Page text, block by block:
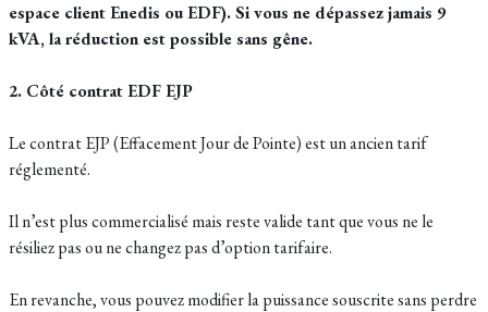
espace client Enedis ou EDF). Si vous ne dépassez jamais 9
kVA, la réduction est possible sans gêne.
2. Côté contrat EDF EJP
Le contrat EJP (Effacement Jour de Pointe) est un ancien tarif
réglementé.
Il n’est plus commercialisé mais reste valide tant que vous ne le
résiliez pas ou ne changez pas d’option tarifaire.
En revanche, vous pouvez modifier la puissance souscrite sans perdre